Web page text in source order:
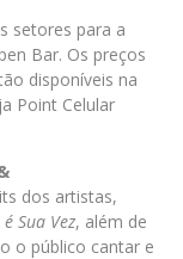
setores para a
Bar. Os preços
disponíveis na
Point Celular
dos artistas,
Sua Vez, além de
o público cantar e